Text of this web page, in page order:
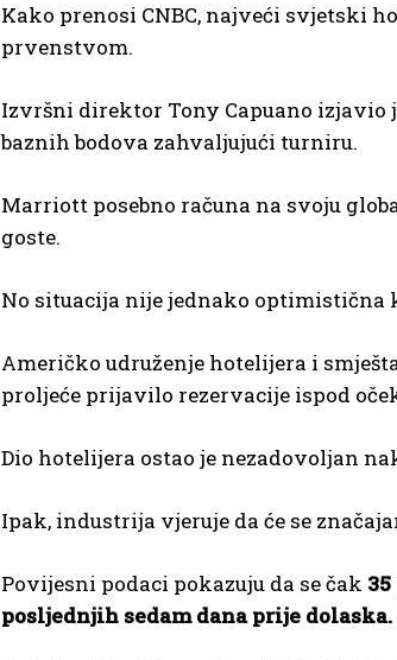
Kako prenosi CNBC, najveći svjetski
prvenstvom.
Izvršni direktor Tony Capuano izjavio
baznih bodova zahvaljujući turniru.
Marriott posebno računa na svoju
goste.
No situacija nije jednako optimistična
Američko udruženje hotelijera i
proljeće prijavilo rezervacije ispod
Dio hotelijera ostao je nezadovoljan
Ipak, industrija vjeruje da će se
Povijesni podaci pokazuju da se čak
posljednjih sedam dana prije dolaska.